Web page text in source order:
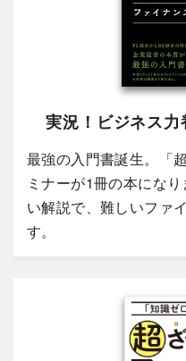
実況！ビジネス
最強の入門書誕生。「
ミナーが1冊の本にな
い解説で、難しいファ
す。